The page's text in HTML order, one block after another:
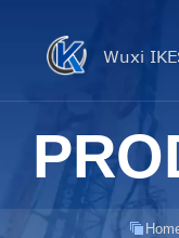
Wuxi
